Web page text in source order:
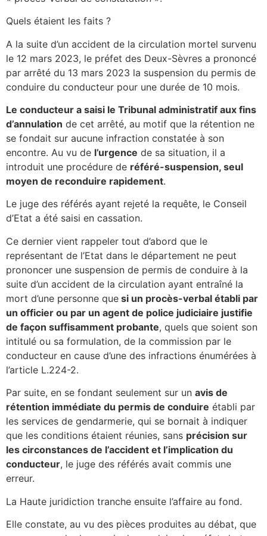
Quels étaient les faits ?
A la suite d’un accident de la circulation mortel survenu
le 12 mars 2023, le préfet des Deux-Sèvres a prononcé
par arrêté du 13 mars 2023 la suspension du permis de
conduire du conducteur pour une durée de 10 mois.
Le conducteur a saisi le Tribunal administratif aux fins
d’annulation de cet arrêté, au motif que la rétention ne
se fondait sur aucune infraction constatée à son
encontre. Au vu de l’urgence de sa situation, il a
introduit une procédure de référé-suspension, seul
moyen de reconduire rapidement.
Le juge des référés ayant rejeté la requête, le Conseil
d’Etat a été saisi en cassation.
Ce dernier vient rappeler tout d’abord que le
représentant de l’Etat dans le département ne peut
prononcer une suspension de permis de conduire à la
suite d’un accident de la circulation ayant entraîné la
mort d’une personne que si un procès-verbal établi par
un officier ou par un agent de police judiciaire justifie
de façon suffisamment probante, quels que soient son
intitulé ou sa formulation, de la commission par le
conducteur en cause d’une des infractions énumérées à
l’article L.224-2.
Par suite, en se fondant seulement sur un avis de
rétention immédiate du permis de conduire établi par
les services de gendarmerie, qui se bornait à indiquer
que les conditions étaient réunies, sans précision sur
les circonstances de l’accident et l’implication du
conducteur, le juge des référés avait commis une
erreur.
La Haute juridiction tranche ensuite l’affaire au fond.
Elle constate, au vu des pièces produites au débat, que